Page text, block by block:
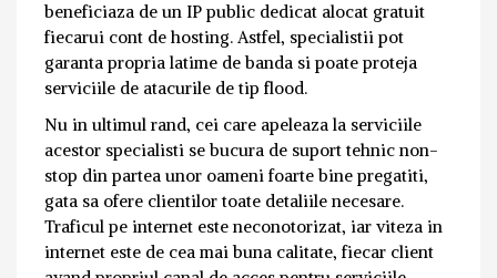
beneficiaza de un IP public dedicat alocat gratuit
fiecarui cont de hosting. Astfel, specialistii pot
garanta propria latime de banda si poate proteja
serviciile de atacurile de tip flood.
Nu in ultimul rand, cei care apeleaza la serviciile
acestor specialisti se bucura de suport tehnic non-
stop din partea unor oameni foarte bine pregatiti,
gata sa ofere clientilor toate detaliile necesare.
Traficul pe internet este neconotorizat, iar viteza in
internet este de cea mai buna calitate, fiecar client